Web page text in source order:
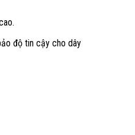
độ tin cậy cho dây